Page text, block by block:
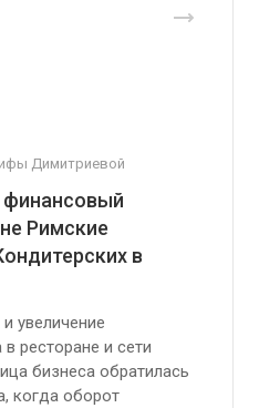
Димитриевой
Римские
в
увеличение
ресторане и сети
бизнеса обратилась
когда оборот